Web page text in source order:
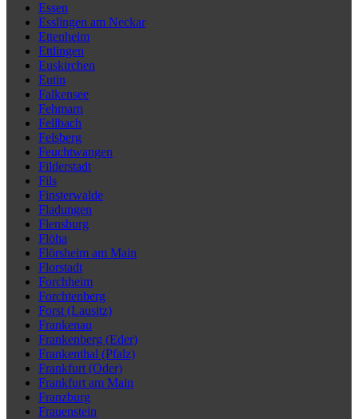
Essen
Esslingen am Neckar
Ettenheim
Ettlingen
Euskirchen
Eutin
Falkensee
Fehmarn
Fellbach
Felsberg
Feuchtwangen
Filderstadt
Fils
Finsterwalde
Fladungen
Flensburg
Flöha
Flörsheim am Main
Florstadt
Forchheim
Forchtenberg
Forst (Lausitz)
Frankenau
Frankenberg (Eder)
Frankenthal (Pfalz)
Frankfurt (Oder)
Frankfurt am Main
Franzburg
Frauenstein